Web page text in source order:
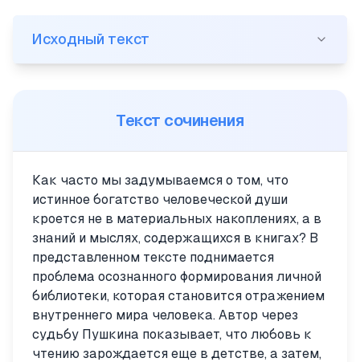
(1) До последнего своего часа Пушкин собирал
Исходный текст
Текст сочинения
Как часто мы задумываемся о том, что
истинное богатство человеческой души
кроется не в материальных накоплениях, а в
знаний и мыслях, содержащихся в книгах? В
представленном тексте поднимается
проблема осознанного формирования личной
библиотеки, которая становится отражением
внутреннего мира человека. Автор через
судьбу Пушкина показывает, что любовь к
чтению зарождается еще в детстве, а затем,